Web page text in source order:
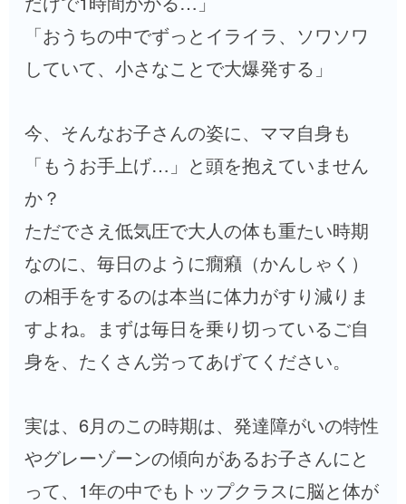
「おうちの中でずっとイライラ、ソワソワ
していて、小さなことで大爆発する」
今、そんなお子さんの姿に、ママ自身も
「もうお手上げ…」と頭を抱えていません
か？
ただでさえ低気圧で大人の体も重たい時期
なのに、毎日のように癇癪（かんしゃく）
の相手をするのは本当に体力がすり減りま
すよね。まずは毎日を乗り切っているご自
身を、たくさん労ってあげてください。
実は、6月のこの時期は、発達障がいの特性
やグレーゾーンの傾向があるお子さんにと
って、1年の中でもトップクラスに脳と体が